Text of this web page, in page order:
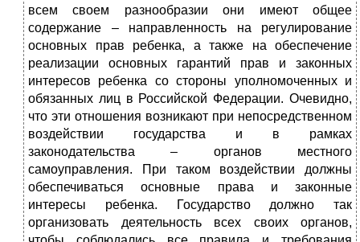
всем своем разнообразии они имеют общее
содержание – направленность на регулирование
основных прав ребенка, а также на обеспечение
реализации основных гарантий прав и законных
интересов ребенка со стороны уполномоченных и
обязанных лиц в Российской Федерации. Очевидно,
что эти отношения возникают при непосредственном
воздействии государства и в рамках
законодательства – органов местного
самоуправления. При таком воздействии должны
обеспечиваться основные права и законные
интересы ребенка. Государство должно так
организовать деятельность всех своих органов,